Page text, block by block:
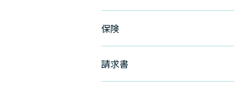
保険
請求書